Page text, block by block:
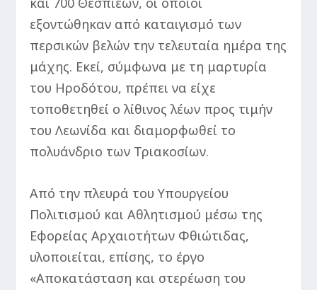
εξοντώθηκαν από καταιγισμό των
περσικών βελών την τελευταία ημέρα της
μάχης. Εκεί, σύμφωνα με τη μαρτυρία
του Ηροδότου, πρέπει να είχε
τοποθετηθεί ο λίθινος λέων προς τιμήν
του Λεωνίδα και διαμορφωθεί το
πολυάνδριο των Τριακοσίων.
Από την πλευρά του Υπουργείου
Πολιτισμού και Αθλητισμού μέσω της
Εφορείας Αρχαιοτήτων Φθιώτιδας,
υλοποιείται, επίσης, το έργο
«Αποκατάσταση και στερέωση του